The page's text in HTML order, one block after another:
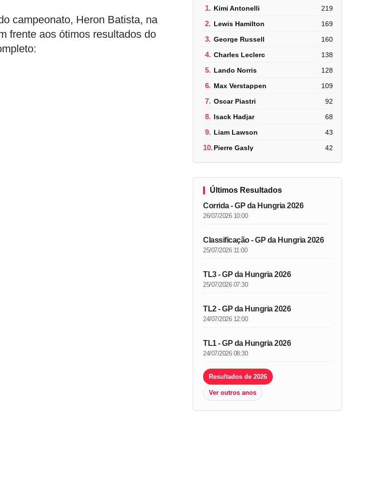
campeonato, Heron Batista, na
frente aos ótimos resultados do
1. Kimi Antonelli 219
2. Lewis Hamilton 169
3. George Russell 160
4. Charles Leclerc 138
5. Lando Norris 128
6. Max Verstappen 109
7. Oscar Piastri 92
8. Isack Hadjar 68
9. Liam Lawson 43
10.Pierre Gasly 42
Últimos Resultados
Corrida - GP da Hungria 2026
26/07/2026 10:00
Classificação - GP da Hungria 2026
25/07/2026 11:00
TL3 - GP da Hungria 2026
25/07/2026 07:30
TL2 - GP da Hungria 2026
24/07/2026 12:00
TL1 - GP da Hungria 2026
24/07/2026 08:30
Resultados de 2026
Ver outros anos